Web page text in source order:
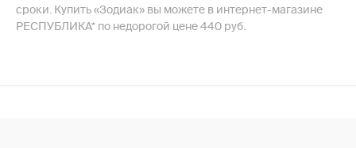
сроки. Купить «Зодиак» вы можете в интернет-магазине
РЕСПУБЛИКА* по недорогой цене 440 руб.